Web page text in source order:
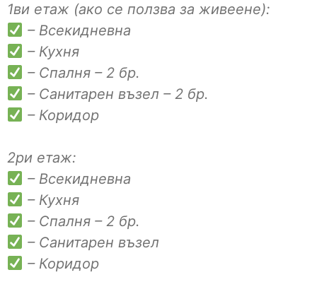
1ви етаж (ако се ползва за живеене):
– Всекидневна
– Кухня
– Спалня – 2 бр.
– Санитарен възел – 2 бр.
– Коридор
2ри етаж:
– Всекидневна
– Кухня
– Спалня – 2 бр.
– Санитарен възел
– Коридор